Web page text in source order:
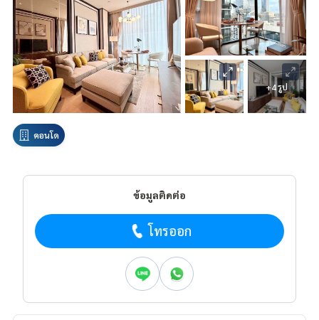
+4 รูป
คอนโด
ข้อมูลติดต่อ
โทรออก